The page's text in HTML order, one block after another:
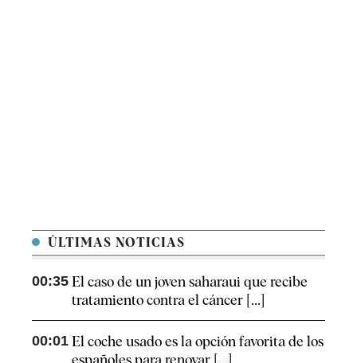
ÚLTIMAS NOTICIAS
00:35 El caso de un joven saharaui que recibe
tratamiento contra el cáncer [...]
00:01 El coche usado es la opción favorita de los
españoles para renovar [...]